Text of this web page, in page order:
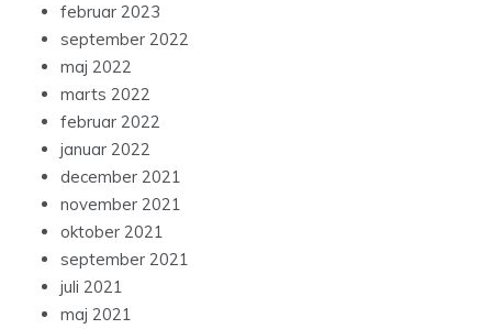
februar 2023
september 2022
maj 2022
marts 2022
februar 2022
januar 2022
december 2021
november 2021
oktober 2021
september 2021
juli 2021
maj 2021